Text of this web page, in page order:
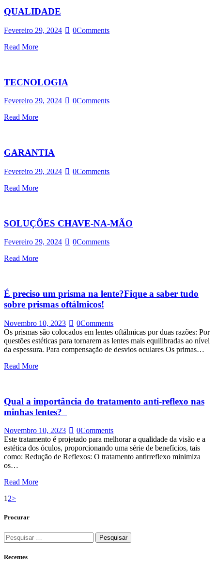
QUALIDADE
Fevereiro 29, 2024 0Comments
Read More
TECNOLOGIA
Fevereiro 29, 2024 0Comments
Read More
GARANTIA
Fevereiro 29, 2024 0Comments
Read More
SOLUÇÕES CHAVE-NA-MÃO
Fevereiro 29, 2024 0Comments
Read More
É preciso um prisma na lente?Fique a saber tudo
sobre prismas oftálmicos!
Novembro 10, 2023 0Comments
Os prismas são colocados em lentes oftálmicas por duas razões: Por
questões estéticas para tornarem as lentes mais equilibradas ao nível
da espessura. Para compensação de desvios oculares Os primas…
Read More
Qual a importância do tratamento anti-reflexo nas
minhas lentes?
Novembro 10, 2023 0Comments
Este tratamento é projetado para melhorar a qualidade da visão e a
estética dos óculos, proporcionando uma série de benefícios, tais
como: Redução de Reflexos: O tratamento antirreflexo minimiza
os…
Read More
dos
conteúdos
Page
1 Page
2>
Procurar
Pesquisar
por:
Recentes